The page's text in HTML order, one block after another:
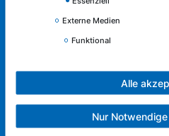
Service &
0421 - 83516130
oder schreiben Sie uns:
zum Kontaktformular
Externe Medien
Funktional
Alle
Nur